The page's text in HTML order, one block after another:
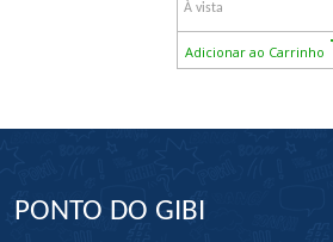
À vista
Adicionar ao Carrinho
PONTO DO GIBI